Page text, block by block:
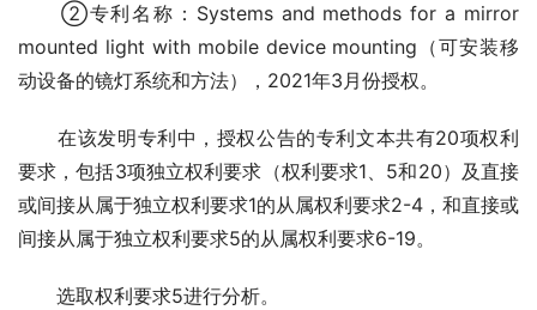
②专利名称：Systems and methods for a mirror
mounted light with mobile device mounting（可安装移
动设备的镜灯系统和方法），2021年3月份授权。
在该发明专利中，授权公告的专利文本共有20项权利
要求，包括3项独立权利要求（权利要求1、5和20）及直接
或间接从属于独立权利要求1的从属权利要求2-4，和直接或
间接从属于独立权利要求5的从属权利要求6-19。
选取权利要求5进行分析。